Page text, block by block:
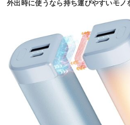
外出時に使うなら持ち運びやすいモノ